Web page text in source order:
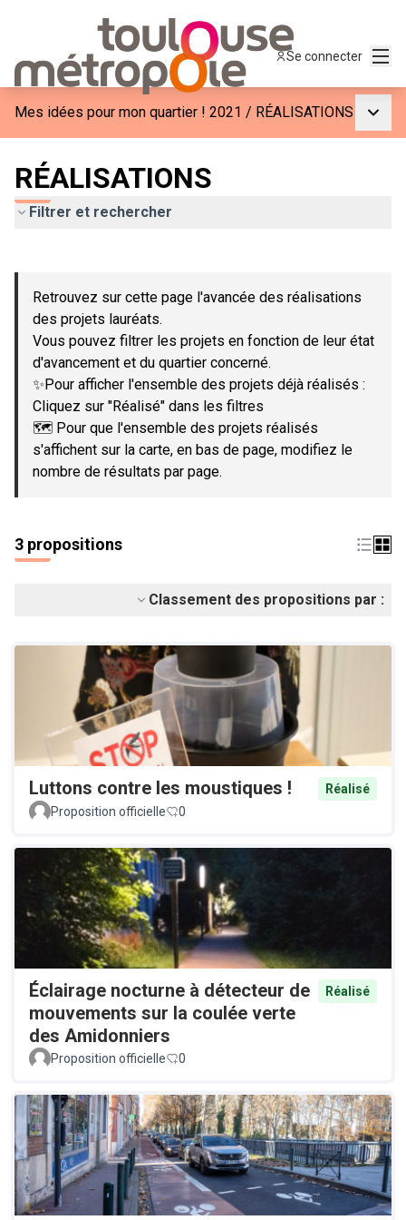
Se connecter
Mes idées pour mon quartier ! 2021 / RÉALISATIONS
RÉALISATIONS
Filtrer et rechercher
−
Retrouvez sur cette page l'avancée des réalisations
des projets lauréats.
Vous pouvez filtrer les projets en fonction de leur état
d'avancement et du quartier concerné.
✨Pour afficher l'ensemble des projets déjà réalisés :
Cliquez sur "Réalisé" dans les filtres
🗺️ Pour que l'ensemble des projets réalisés
s'affichent sur la carte, en bas de page, modifiez le
nombre de résultats par page.
3 propositions
Classement des propositions par :
Luttons contre les moustiques !
Réalisé
Proposition officielle
0
Éclairage nocturne à détecteur de
mouvements sur la coulée verte
des Amidonniers
Réalisé
Proposition officielle 0